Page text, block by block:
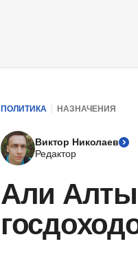
ПОЛИТИКА НАЗНАЧЕНИЯ
Виктор Николаев
Редактор
Али